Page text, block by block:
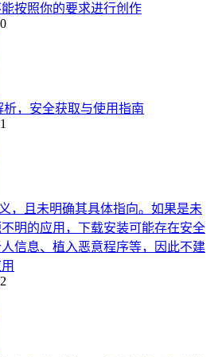
按照你的要求进行创作
，安全获取与使用指南
，且未明确其具体指向。如果是未
明的应用，下载安装可能存在安全
信息、植入恶意程序等，因此不建